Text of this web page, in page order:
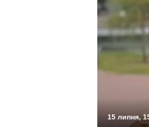
15 липня,